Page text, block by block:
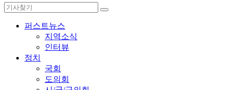
퍼스트뉴스
지역소식
인터뷰
정치
국회
도의회